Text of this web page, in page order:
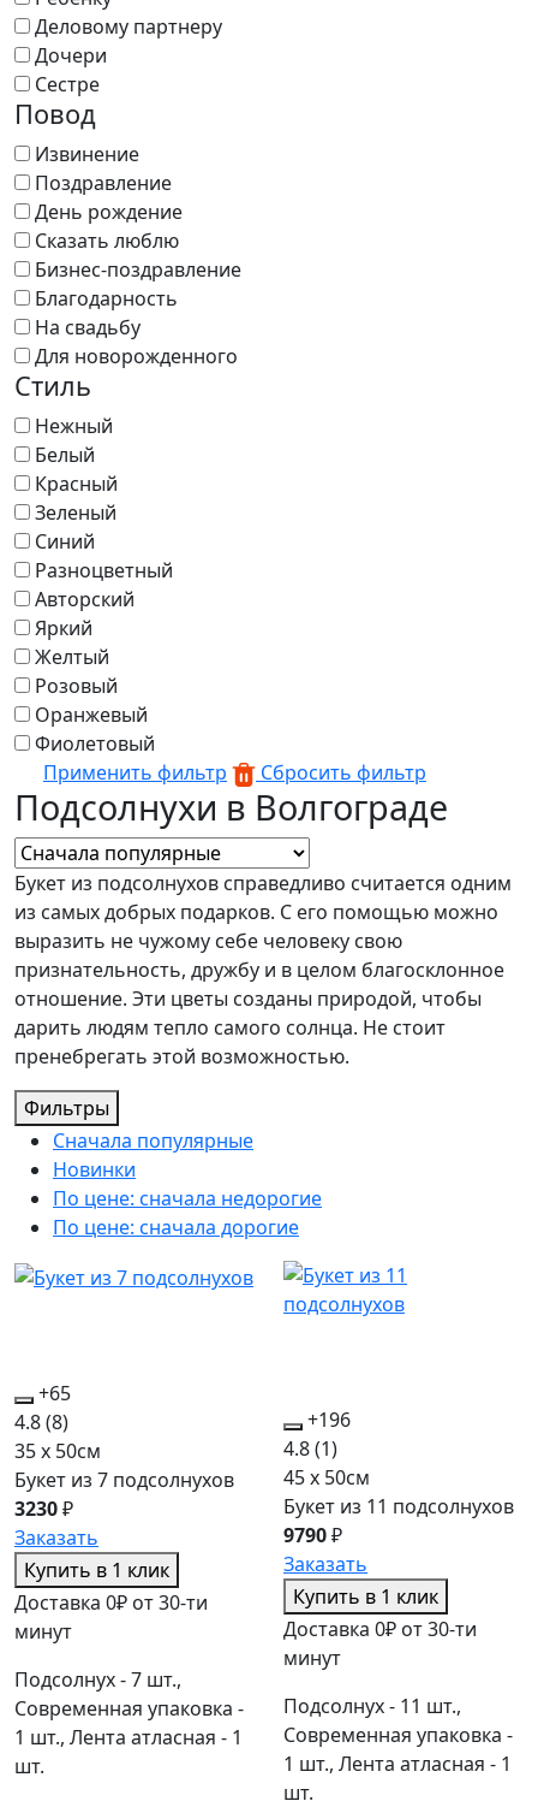
Деловому партнеру
Дочери
Сестре
Повод
Извинение
Поздравление
День рождение
Сказать люблю
Бизнес-поздравление
Благодарность
На свадьбу
Для новорожденного
Стиль
Нежный
Белый
Красный
Зеленый
Синий
Разноцветный
Авторский
Яркий
Желтый
Розовый
Оранжевый
Фиолетовый
Применить фильтр
Сбросить фильтр
Подсолнухи в Волгограде
Букет из подсолнухов справедливо считается одним
из самых добрых подарков. С его помощью можно
выразить не чужому себе человеку свою
признательность, дружбу и в целом благосклонное
отношение. Эти цветы созданы природой, чтобы
дарить людям тепло самого солнца. Не стоит
пренебрегать этой возможностью.
Фильтры
Сначала популярные
Новинки
По цене: сначала недорогие
По цене: сначала дорогие
+65
4.8(8)
35 x 50см
Букет из 7 подсолнухов
3230₽
Заказать
Купить в 1 клик
Доставка 0₽ от 30-ти
минут
Подсолнух - 7 шт.,
Современная упаковка -
1 шт., Лента атласная - 1
шт.
+196
4.8(1)
45 x 50см
Букет из 11 подсолнухов
9790₽
Заказать
Купить в 1 клик
Доставка 0₽ от 30-ти
минут
Подсолнух - 11 шт.,
Современная упаковка -
1 шт., Лента атласная - 1
шт.